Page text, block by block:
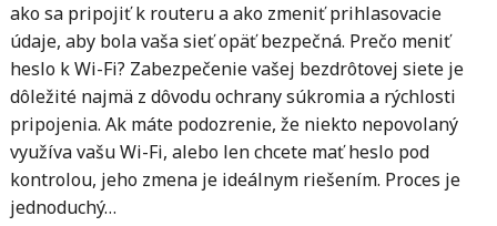
ako sa pripojiť k routeru a ako zmeniť prihlasovacie
údaje, aby bola vaša sieť opäť bezpečná. Prečo meniť
heslo k Wi-Fi? Zabezpečenie vašej bezdrôtovej siete je
dôležité najmä z dôvodu ochrany súkromia a rýchlosti
pripojenia. Ak máte podozrenie, že niekto nepovolaný
využíva vašu Wi-Fi, alebo len chcete mať heslo pod
kontrolou, jeho zmena je ideálnym riešením. Proces je
jednoduchý…